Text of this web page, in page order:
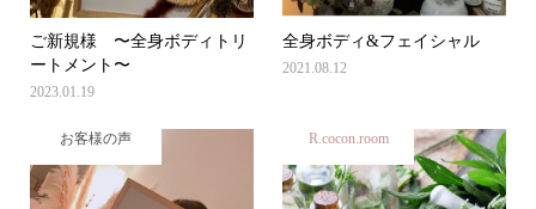
ご新規様 〜全身ボディトリ
ートメント〜
2023.01.19
全身ボディ&フェイシャル
2021.08.12
お客様の声 R.cocon.room